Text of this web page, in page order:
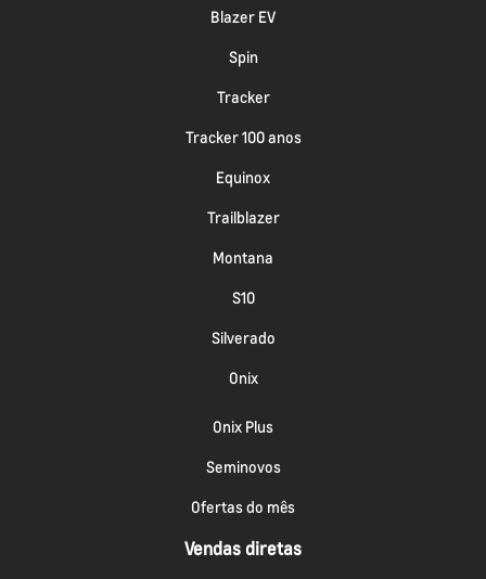
Blazer EV
Spin
Tracker
Tracker 100 anos
Equinox
Trailblazer
Montana
S10
Silverado
Onix
Onix Plus
Seminovos
Ofertas do mês
Vendas diretas